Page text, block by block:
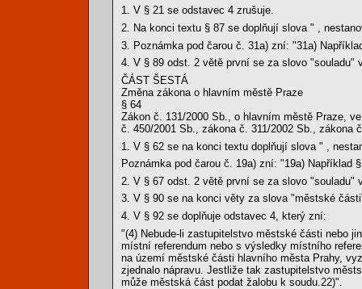
1. V § 21 se odstavec 4 zrušuje.
2. Na konci textu § 87 se doplňují slova " ,
3. Poznámka pod čarou č. 31a) zní: "31a)
4. V § 89 odst. 2 větě první se za slovo "souladu"
ČÁST ŠESTÁ
Změna zákona o hlavním městě Praze
§ 64
Zákon č. 131/2000 Sb., o hlavním městě Praze,
č. 450/2001 Sb., zákona č. 311/2002 Sb., zákona
1. V § 62 se na konci textu doplňují slova " ,
Poznámka pod čarou č. 19a) zní: "19a) Například
2. V § 67 odst. 2 větě první se za slovo
3. V § 90 se na konci věty za slova "městské
4. V § 92 se doplňuje odstavec 4, který zní:
"(4) Nebude-li zastupitelstvo městské části nebo
místní referendum nebo s výsledky místního
na území městské části hlavního města Prahy,
zjednalo nápravu. Jestliže tak zastupitelstvo
může městská část podat žalobu k soudu.22)".